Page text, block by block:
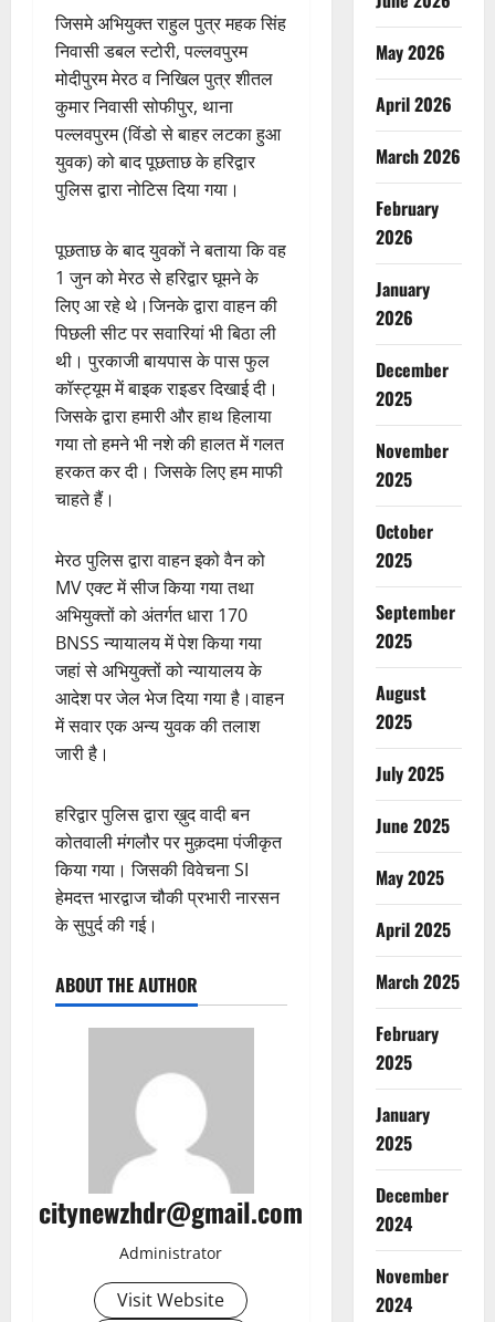
जिसमे अभियुक्त राहुल पुत्र महक सिंह
निवासी डबल स्टोरी, पल्लवपुरम
मोदीपुरम मेरठ व निखिल पुत्र शीतल
कुमार निवासी सोफीपुर, थाना
पल्लवपुरम (विंडो से बाहर लटका हुआ
युवक) को बाद पूछताछ के हरिद्वार
पुलिस द्वारा नोटिस दिया गया।
पूछताछ के बाद युवकों ने बताया कि वह
1 जुन को मेरठ से हरिद्वार घूमने के
लिए आ रहे थे।जिनके द्वारा वाहन की
पिछली सीट पर सवारियां भी बिठा ली
थी। पुरकाजी बायपास के पास फुल
कॉस्ट्यूम में बाइक राइडर दिखाई दी।
जिसके द्वारा हमारी और हाथ हिलाया
गया तो हमने भी नशे की हालत में गलत
हरकत कर दी। जिसके लिए हम माफी
चाहते हैं।
मेरठ पुलिस द्वारा वाहन इको वैन को
MV एक्ट में सीज किया गया तथा
अभियुक्तों को अंतर्गत धारा 170
BNSS न्यायालय में पेश किया गया
जहां से अभियुक्तों को न्यायालय के
आदेश पर जेल भेज दिया गया है।वाहन
में सवार एक अन्य युवक की तलाश
जारी है।
हरिद्वार पुलिस द्वारा ख़ुद वादी बन
कोतवाली मंगलौर पर मुक़दमा पंजीकृत
किया गया। जिसकी विवेचना SI
हेमदत्त भारद्वाज चौकी प्रभारी नारसन
के सुपुर्द की गई।
ABOUT THE AUTHOR
citynewzhdr@gmail.com
Administrator
Visit Website
May 2026
April 2026
March 2026
February
2026
January
2026
December
2025
November
2025
October
2025
September
2025
August
2025
July 2025
June 2025
May 2025
April 2025
March 2025
February
2025
January
2025
December
2024
November
2024